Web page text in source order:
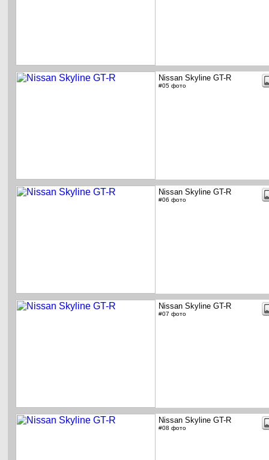
Nissan Skyline GT-R
#05 фото
Nissan Skyline GT-R
#06 фото
Nissan Skyline GT-R
#07 фото
Nissan Skyline GT-R
#08 фото